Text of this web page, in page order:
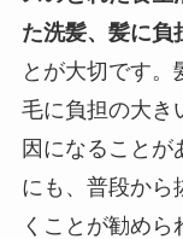
た洗髪、髪に負
とが大切です。
毛に負担の大き
因になることが
にも、普段から
くことが勧めら